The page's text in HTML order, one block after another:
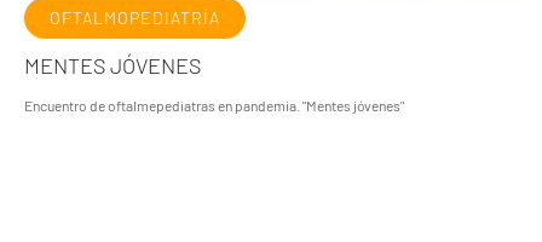
OFTALMOPEDIATRÍA
MENTES JÓVENES
Encuentro de oftalmepediatras en pandemia. "Mentes jóvenes"